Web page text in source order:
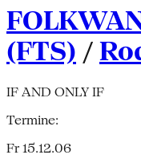
(FTS) /
IF AND ONLY IF
Termine:
Fr 15.12.06